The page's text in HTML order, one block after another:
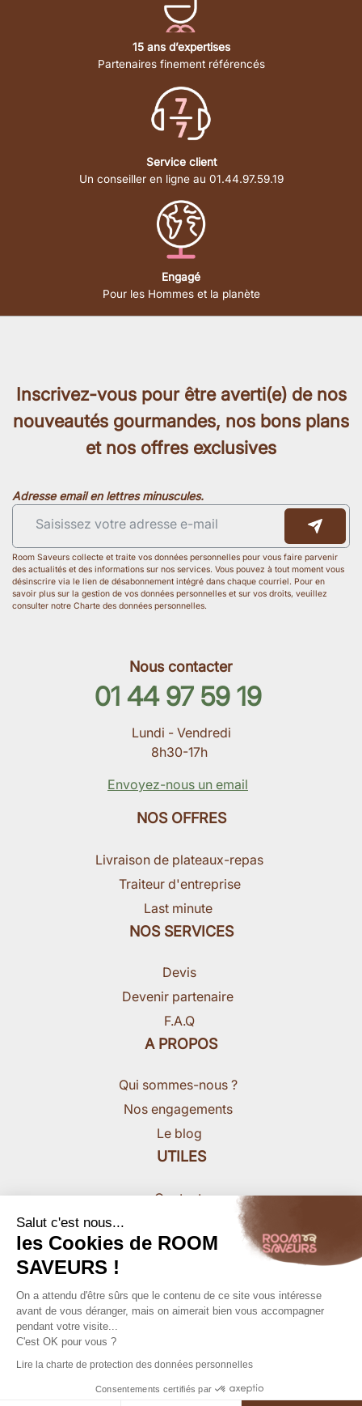
Salut c'est nous...
les Cookies de ROOM
SAVEURS !
On a attendu d'être sûrs que le contenu de ce site vous intéresse
avant de vous déranger, mais on aimerait bien vous accompagner
pendant votre visite...
C'est OK pour vous ?
Lire la charte de protection des données personnelles
Consentements certifiés par
43,89€ TTC
15 ans d’expertises
Partenaires finement référencés
Service client
Un conseiller en ligne au 01.44.97.59.19
Engagé
Pour les Hommes et la planète
Inscrivez-vous pour être averti(e) de nos
nouveautés gourmandes, nos bons plans
et nos offres exclusives
Adresse email en lettres minuscules.
Room Saveurs collecte et traite vos données personnelles pour vous faire parvenir
des actualités et des informations sur nos services. Vous pouvez à tout moment vous
désinscrire via le lien de désabonnement intégré dans chaque courriel. Pour en
savoir plus sur la gestion de vos données personnelles et sur vos droits, veuillez
consulter notre Charte des données personnelles.
Nous contacter
01 44 97 59 19
Lundi - Vendredi
8h30-17h
Envoyez-nous un email
NOS OFFRES
Livraison de plateaux-repas
Traiteur d'entreprise
Last minute
NOS SERVICES
Devis
Devenir partenaire
F.A.Q
A PROPOS
Qui sommes-nous ?
Nos engagements
Le blog
UTILES
Contact
Presse
MENTIONS LEGALES
DONNEES PERSONNELLES